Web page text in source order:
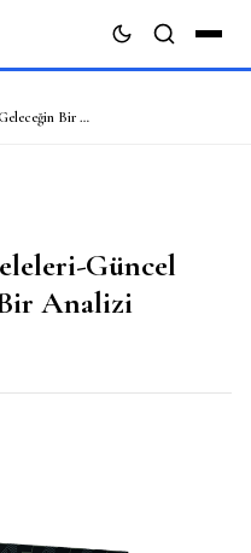
İslam İktisadının Meseleleri-Güncel Durum Ve Geleceğin Bir Analizi
Güncel
Analizi